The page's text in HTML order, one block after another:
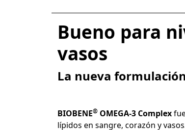
Bueno para
vasos
La nueva
BIOBENE® OMEGA-3 Complex
lípidos en sangre, corazón y